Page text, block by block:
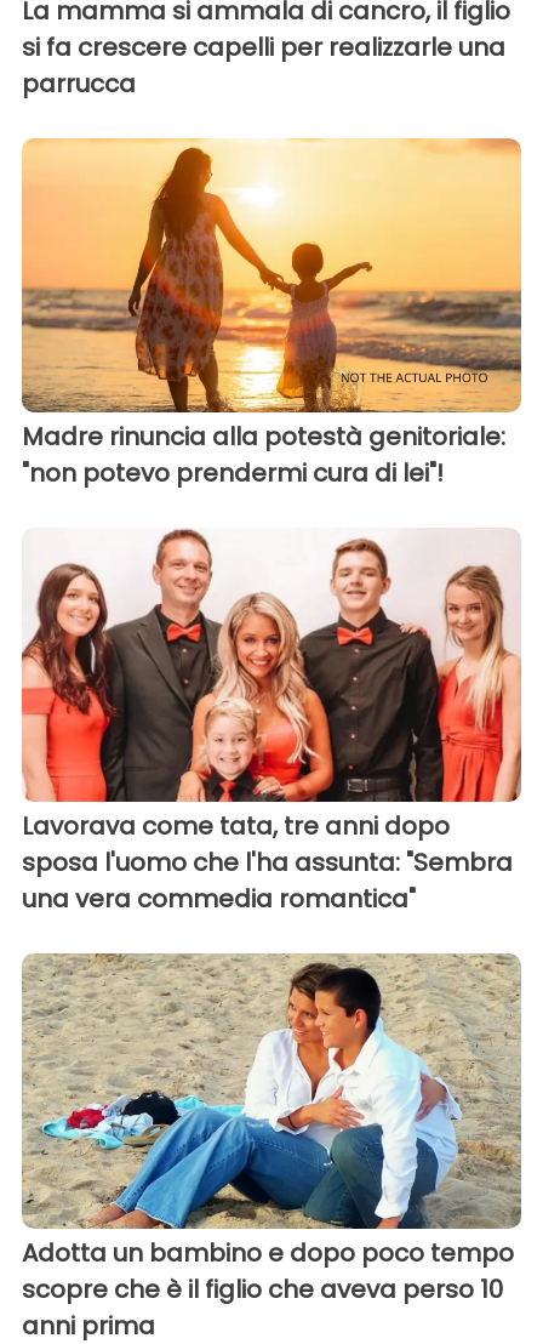
La mamma si ammala di cancro, il figlio
si fa crescere capelli per realizzarle una
parrucca
Madre rinuncia alla potestà genitoriale:
"non potevo prendermi cura di lei"!
Lavorava come tata, tre anni dopo
sposa l'uomo che l'ha assunta: "Sembra
una vera commedia romantica"
Adotta un bambino e dopo poco tempo
scopre che è il figlio che aveva perso 10
anni prima